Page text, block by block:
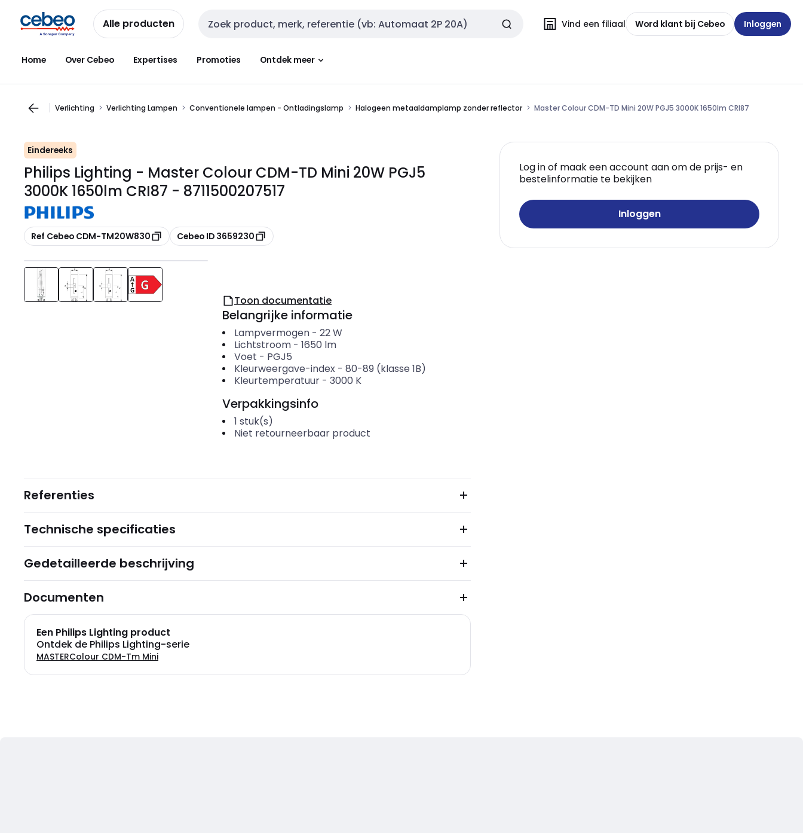
naar
navigatie
naar
inhoud
Alle producten Zoekveld invoer Vind een filiaal Word klant bij Cebeo Inloggen
Home Over Cebeo Expertises Promoties Ontdek meer
Verlichting Verlichting Lampen Conventionele lampen - Ontladingslamp Halogeen metaaldamplamp zonder reflector Master Colour CDM-TD Mini 20W PGJ5 3000K 1650lm CRI87
Eindereeks
Philips Lighting - Master Colour CDM-TD Mini 20W PGJ5
3000K 1650lm CRI87 - 8711500207517
Kopiëren
Ref Cebeo CDM-TM20W830 Kopiëren
Cebeo ID 3659230
Log in of maak een account aan om de prijs- en
bestelinformatie te bekijken
Inloggen
Toon documentatie
Belangrijke informatie
Lampvermogen- 22W
Lichtstroom- 1650 lm
Voet - PGJ5
Kleurweergave-index- 80-89 (klasse 1B)
Kleurtemperatuur- 3000 K
Verpakkingsinfo
1 stuk(s)
Niet retourneerbaar product
Referenties
Technische specificaties
Gedetailleerde beschrijving
Documenten
Een Philips Lighting product
Ontdek de Philips Lighting-serie
MASTERColour CDM-Tm Mini